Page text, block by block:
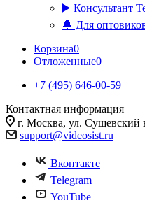
▶️ Консультант
🔔 Для
Корзина0
Отложенные0
+7 (495) 646-00-59
Контактная информация
г. Москва, ул. Сущевский
support@videosist.ru
Вконтакте
Telegram
YouTube